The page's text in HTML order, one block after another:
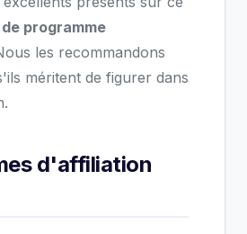
programme
les recommandons
méritent de figurer dans
d'affiliation